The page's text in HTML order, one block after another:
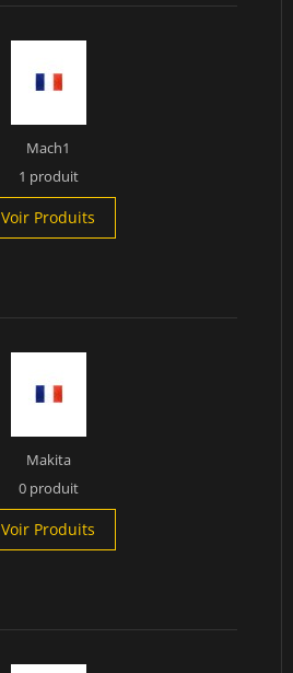
Mach1
1 produit
Voir Produits
Makita
0 produit
Voir Produits